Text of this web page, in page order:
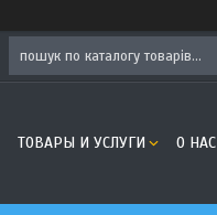
ТОВАРЫ И УСЛУГИ О НАС